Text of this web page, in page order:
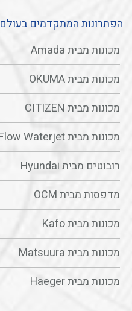
הפתרונות המתקדמים בעולם
מכונות מבית Amada
מכונות מבית OKUMA
מכונות מבית CITIZEN
מכונות מבית Flow Waterjet
רובוטים מבית Hyundai
מדפסות מבית OCM
מכונות מבית Kafo
מכונות מבית Matsuura
מכונות מבית Haeger